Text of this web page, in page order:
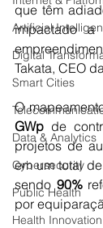
Artificial
Digital
Smart Cities
Data & Analytics
Cybersecurity
Public Health
Health Innovation
que têm
impactado a
Takata, CEO
O
GWp de
projetos de
em um total de
sendo 90%
por